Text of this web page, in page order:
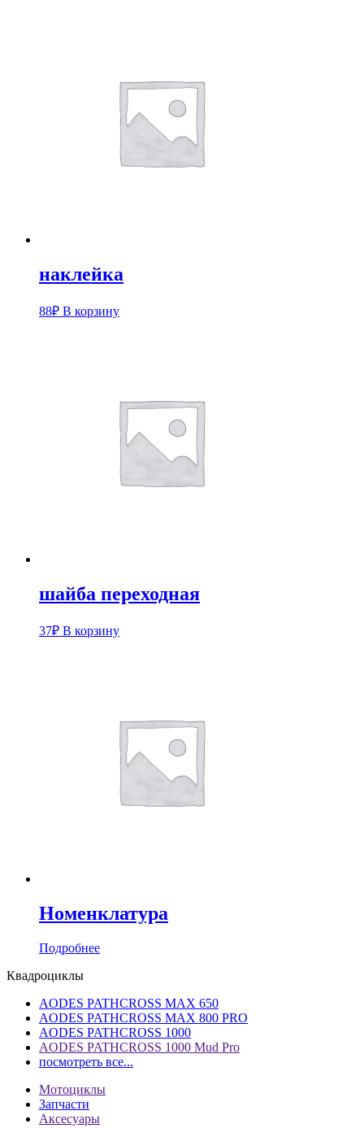
наклейка
88₽ В корзину
шайба переходная
37₽ В корзину
Номенклатура
Подробнее
Квадроциклы
AODES PATHCROSS MAX 650
AODES PATHCROSS MAX 800 PRO
AODES PATHCROSS 1000
AODES PATHCROSS 1000 Mud Pro
посмотреть все...
Мотоциклы
Запчасти
Аксесуары